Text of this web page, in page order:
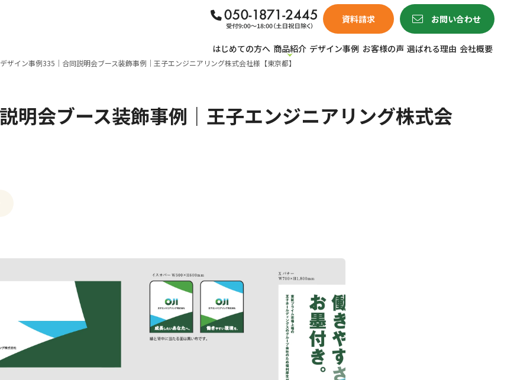
資料請求 お問い合わせ
はじめての方へ 商品紹介 デザイン事例 お客様の声 選ばれる理由 会社概要
デザイン事例335｜合同説明会ブース装飾事例｜王子エンジニアリング株式会社様【東京都】
明会ブース装飾事例｜王子エンジニアリング株式会